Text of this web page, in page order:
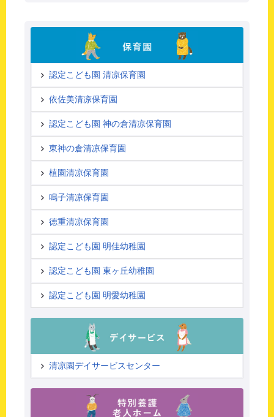
認定こども園 清凉保育園
依佐美清凉保育園
認定こども園 神の倉清凉保育園
東神の倉清凉保育園
植園清凉保育園
鳴子清凉保育園
徳重清凉保育園
認定こども園 明佳幼稚園
認定こども園 東ヶ丘幼稚園
認定こども園 明愛幼稚園
清凉園デイサービスセンター